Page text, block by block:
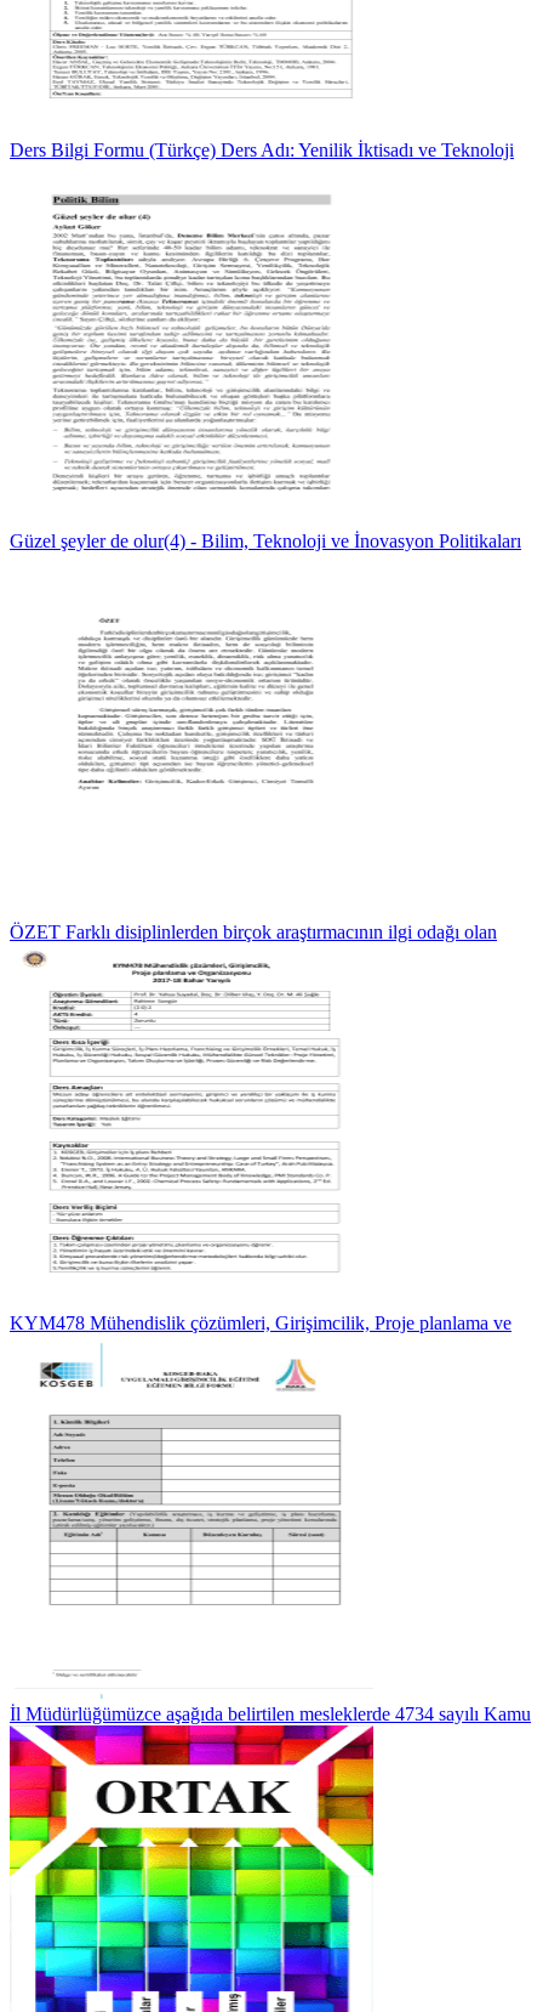
Ders Bilgi Formu (Türkçe) Ders Adı: Yenilik İktisadı ve Teknoloji
Güzel şeyler de olur(4) - Bilim, Teknoloji ve İnovasyon Politikaları
ÖZET Farklı disiplinlerden birçok araştırmacının ilgi odağı olan
KYM478 Mühendislik çözümleri, Girişimcilik, Proje planlama ve
İl Müdürlüğümüzce aşağıda belirtilen mesleklerde 4734 sayılı Kamu